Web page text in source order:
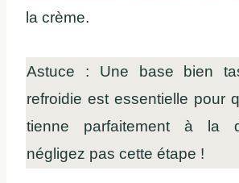
la crème.
Astuce : Une base bien
refroidie est essentielle pour
tienne parfaitement à la
négligez pas cette étape !